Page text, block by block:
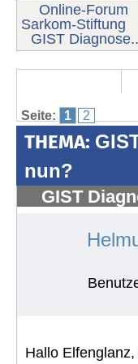
Online-Forum
Sarkom-Stiftung
GIST
Seite: 1 2
THEMA:
nun?
GIST
Hallo